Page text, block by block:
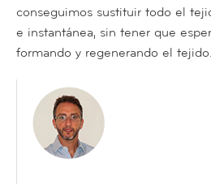
conseguimos sustituir todo el
e instantánea, sin tener que
formando y regenerando el tejido.